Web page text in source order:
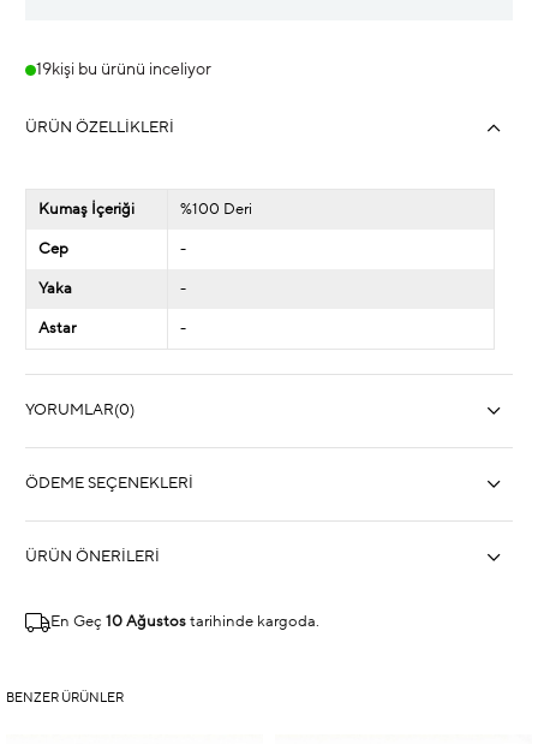
19kişi bu ürünü inceliyor
ÜRÜN ÖZELLIKLERI
Kumaş İçeriği %100 Deri
Cep -
Yaka -
Astar -
YORUMLAR(0)
ÖDEME SEÇENEKLERI
ÜRÜN ÖNERILERI
En Geç 10 Ağustos tarihinde kargoda.
BENZER ÜRÜNLER